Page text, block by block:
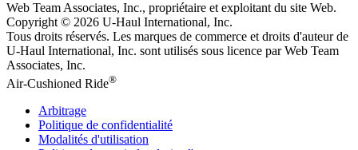
Web Team Associates, Inc., propriétaire et exploitant du site Web.
Copyright © 2026 U-Haul International, Inc.
Tous droits réservés. Les marques de commerce et droits d'auteur de
U-Haul International, Inc. sont utilisés sous licence par Web Team
Associates, Inc.
Air-Cushioned Ride®
Arbitrage
Politique de confidentialité
Modalités d'utilisation